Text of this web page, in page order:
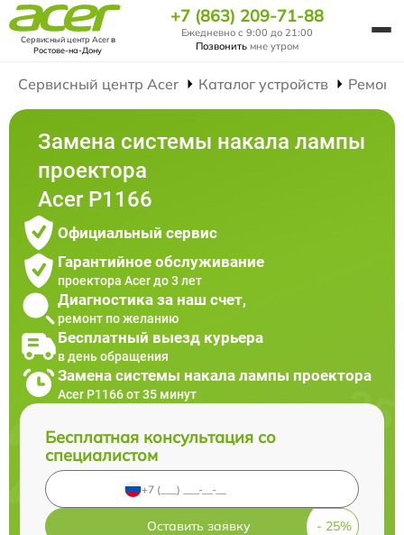
Сервисный центр Acerв
Ростове-на-Дону
+7 (863) 209-71-88
Ежедневно с 9:00 до 21:00
Позвонить мне утром
Сервисный центр Acer Каталог устройств Ремонт
Замена системы накала лампы
проектора
Acer P1166
Официальный сервис
Гарантийное обслуживание
проектора Acer до 3 лет
Диагностика за наш счет,
ремонт по желанию
Бесплатный выезд курьера
в день обращения
Замена системы накала лампы проектора
Acer P1166 от 35 минут
Бесплатная консультация со
специалистом
Оставить заявку